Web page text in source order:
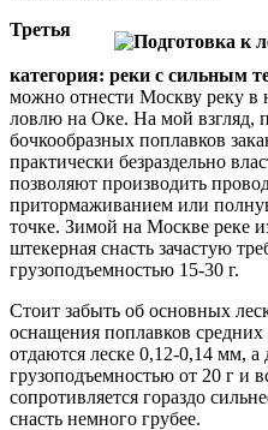
Третья
категория: реки с сильным
можно отнести Москву реку в
ловлю на Оке. На мой взгляд,
бочкообразных поплавков
практически безраздельно
позволяют производить
притормаживанием или
точке. Зимой на Москве реке
штекерная снасть зачастую
грузоподъемностью 15-30 г.
Стоит забыть об основных
оснащения поплавков
отдаются леске 0,12-0,14 мм, а
грузоподъемностью от 20 г и
сопротивляется гораздо
снасть немного грубее.